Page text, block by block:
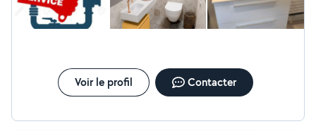
Voir le profil Contacter